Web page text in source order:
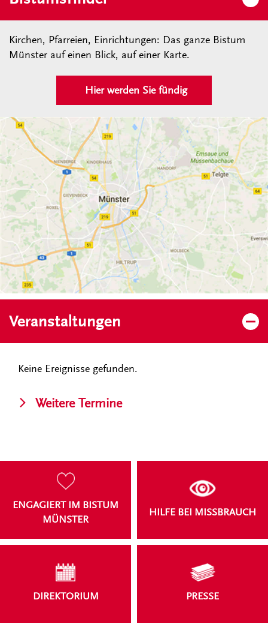
Kirchen, Pfarreien, Einrichtungen: Das ganze Bistum
Münster auf einen Blick, auf einer Karte.
Hier werden Sie fündig
Veranstaltungen
Keine Ereignisse gefunden.
Weitere Termine
Quicklinks (copy 1)
ENGAGIERT IM BISTUM
MÜNSTER
HILFE BEI MISSBRAUCH
DIREKTORIUM PRESSE